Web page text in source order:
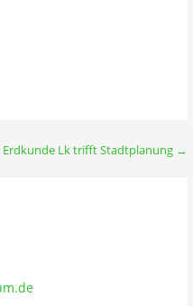
Erdkunde Lk trifft Stadtplanung →